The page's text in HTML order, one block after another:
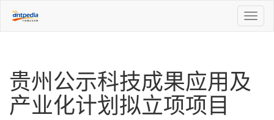
贵州公示科技成果应用及
产业化计划拟立项项目